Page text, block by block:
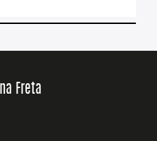
Freta